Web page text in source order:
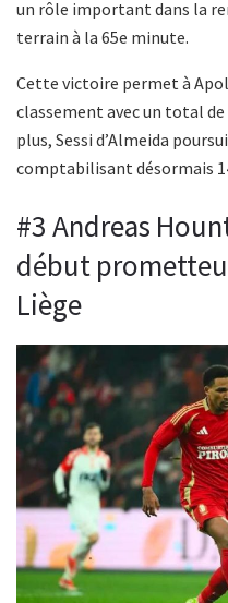
un rôle important dans la
terrain à la 65e minute.
Cette victoire permet à
classement avec un total de
plus, Sessi d’Almeida
comptabilisant désormais
#3 Andreas
début
Liège